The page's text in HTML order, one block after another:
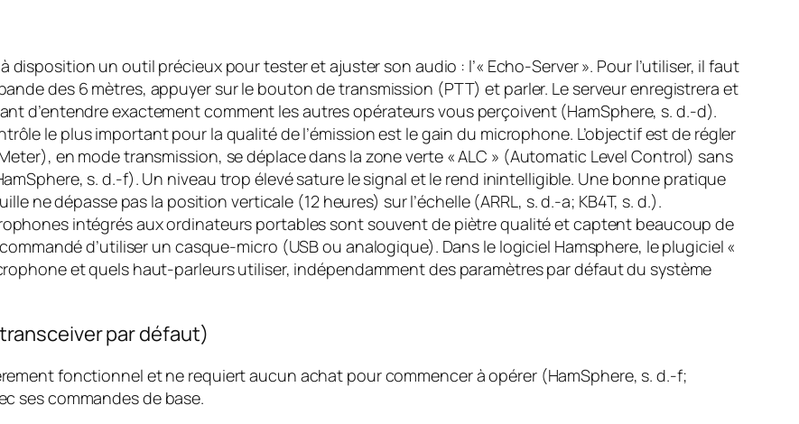
disposition un outil précieux pour tester et ajuster son audio : l’« Echo-Server ». Pour l’utiliser, il faut
des 6 mètres, appuyer sur le bouton de transmission (PTT) et parler. Le serveur enregistrera et
d’entendre exactement comment les autres opérateurs vous perçoivent (HamSphere, s. d.-d).
le plus important pour la qualité de l’émission est le gain du microphone. L’objectif est de régler
en mode transmission, se déplace dans la zone verte « ALC » (Automatic Level Control) sans
s. d.-f). Un niveau trop élevé sature le signal et le rend inintelligible. Une bonne pratique
ne dépasse pas la position verticale (12 heures) sur l’échelle (ARRL, s. d.-a; KB4T, s. d.).
intégrés aux ordinateurs portables sont souvent de piètre qualité et captent beaucoup de
d’utiliser un casque-micro (USB ou analogique). Dans le logiciel Hamsphere, le plugiciel «
et quels haut-parleurs utiliser, indépendamment des paramètres par défaut du système
par défaut)
fonctionnel et ne requiert aucun achat pour commencer à opérer (HamSphere, s. d.-f;
ses commandes de base.